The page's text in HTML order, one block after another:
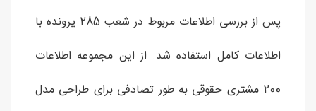
پس از بررسی اطلاعات مربوط در شعب 285 پرونده با
اطلاعات کامل استفاده شد. از این مجموعه اطلاعات
200 مشتری حقوقی به طور تصادفی برای طراحی مدل